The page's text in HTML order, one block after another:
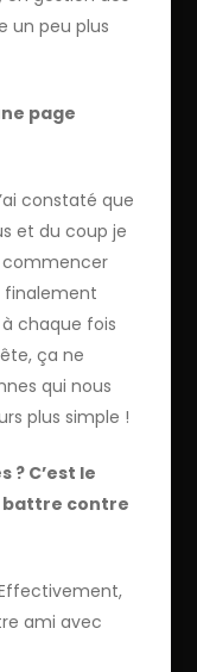
un peu plus
page
constaté que
et du coup je
commencer
finalement
chaque fois
ça ne
qui nous
plus simple !
? C’est le
battre contre
ami avec